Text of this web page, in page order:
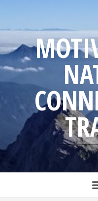
content
Blog from trailrunning Jens